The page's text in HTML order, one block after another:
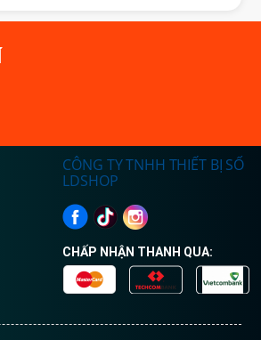
CÔNG TY TNHH THIẾT BỊ SỐ
LDSHOP
CHẤP NHẬN THANH QUA: